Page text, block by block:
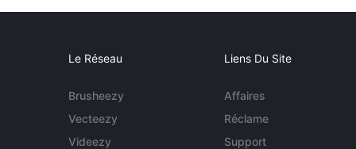
Le Réseau
Brusheezy
Vecteezy
Videezy
Liens Du Site
Affaires
Réclame
Support